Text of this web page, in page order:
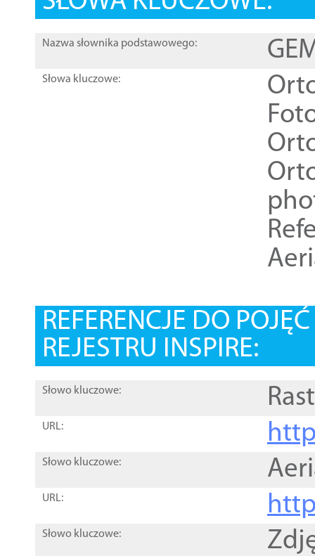
Nazwa słownika podstawowego:
Słowa kluczowe:
REFERENCJE DO
REJESTRU INSPIRE:
Słowo kluczowe:
URL:
Słowo kluczowe:
URL:
Słowo kluczowe: